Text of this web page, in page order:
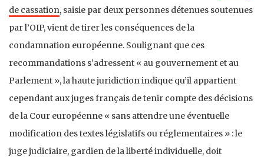
de cassation, saisie par deux personnes détenues soutenues
par l’OIP, vient de tirer les conséquences de la
condamnation européenne. Soulignant que ces
recommandations s’adressent « au gouvernement et au
Parlement », la haute juridiction indique qu’il appartient
cependant aux juges français de tenir compte des décisions
de la Cour européenne « sans attendre une éventuelle
modification des textes législatifs ou réglementaires » : le
juge judiciaire, gardien de la liberté individuelle, doit